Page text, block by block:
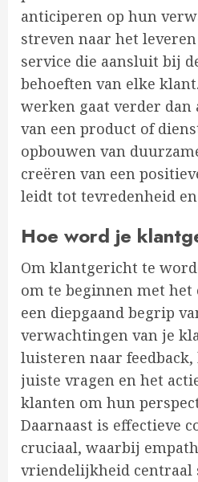
anticiperen op hun
streven naar het
service die aansluit bij
behoeften van elke
werken gaat verder dan
van een product of
opbouwen van
creëren van een
leidt tot tevredenheid
Hoe word je
Om klantgericht te
om te beginnen met
een diepgaand begrip
verwachtingen van je
luisteren naar
juiste vragen en het
klanten om hun
Daarnaast is effectieve
cruciaal, waarbij
vriendelijkheid centraal